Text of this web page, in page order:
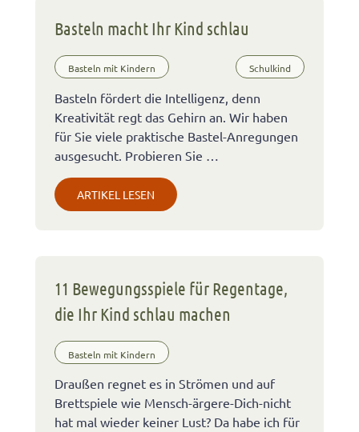
Basteln macht Ihr Kind schlau
Basteln mit Kindern Schulkind
Basteln fördert die Intelligenz, denn
Kreativität regt das Gehirn an. Wir haben
für Sie viele praktische Bastel-Anregungen
ausgesucht. Probieren Sie …
ARTIKEL LESEN
11 Bewegungsspiele für Regentage,
die Ihr Kind schlau machen
Basteln mit Kindern
Draußen regnet es in Strömen und auf
Brettspiele wie Mensch-ärgere-Dich-nicht
hat mal wieder keiner Lust? Da habe ich für